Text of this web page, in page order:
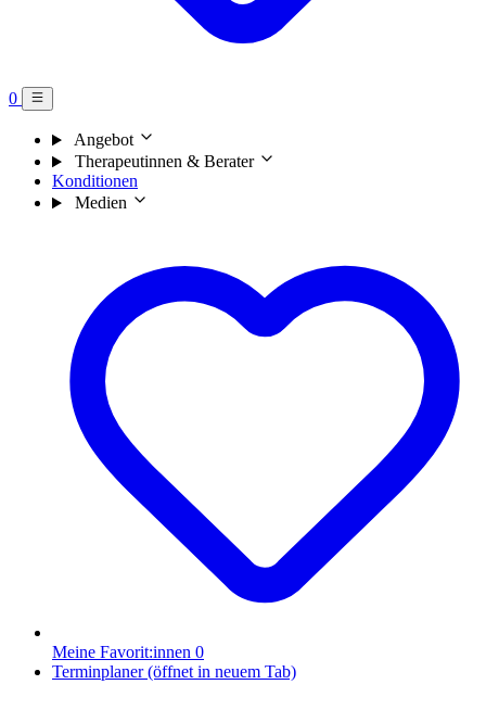
0
Angebot
Therapeutinnen & Berater
Konditionen
Medien
Meine Favorit:innen 0
Terminplaner(öffnet in neuem Tab)